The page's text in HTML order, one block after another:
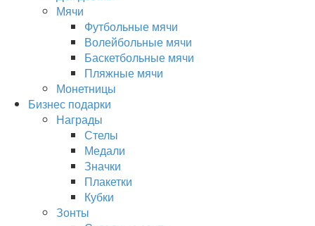
Мячи
Футбольные мячи
Волейбольные мячи
Баскетбольные мячи
Пляжные мячи
Монетницы
Бизнес подарки
Награды
Стелы
Медали
Значки
Плакетки
Кубки
Зонты